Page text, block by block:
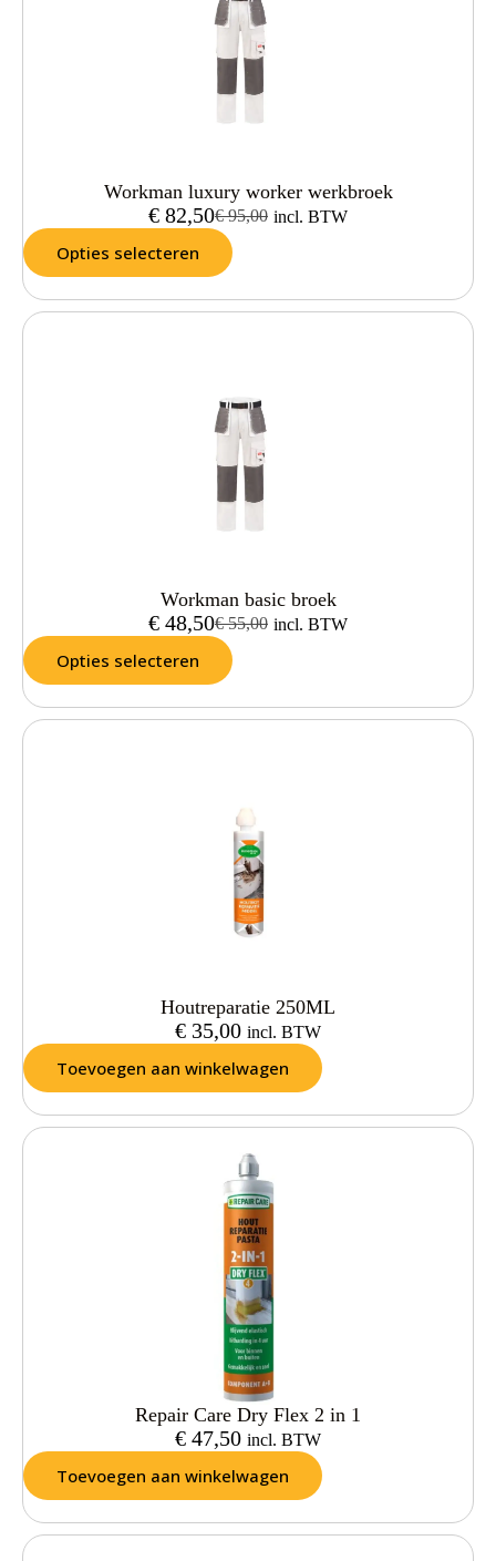
Workman luxury worker werkbroek
€95,00
€ 82,50 incl. BTW
Opties selecteren
Workman basic broek
€55,00
€ 48,50 incl. BTW
Opties selecteren
Houtreparatie 250ML
€ 35,00 incl. BTW
Toevoegen aan winkelwagen
Repair Care Dry Flex 2 in 1
€ 47,50 incl. BTW
Toevoegen aan winkelwagen